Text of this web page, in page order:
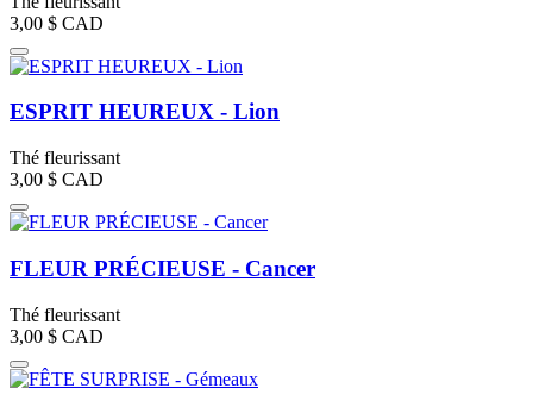
3,00 $ CAD
ESPRIT HEUREUX - Lion
Thé fleurissant
3,00 $ CAD
FLEUR PRÉCIEUSE - Cancer
Thé fleurissant
3,00 $ CAD